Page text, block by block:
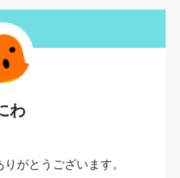
わ
がとうございます。